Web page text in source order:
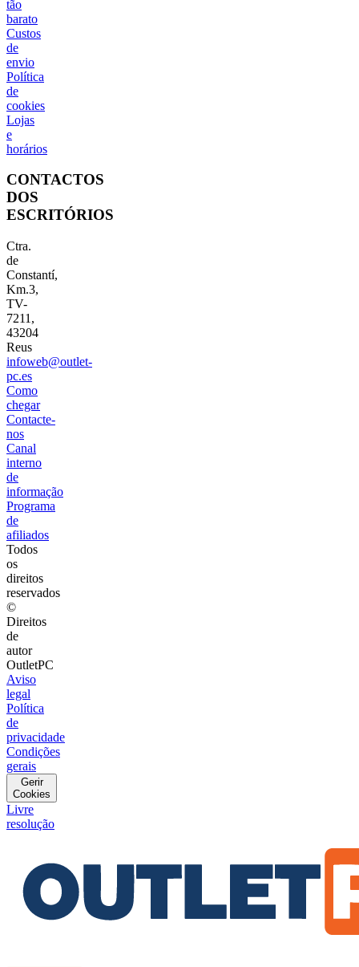
tão
barato
Custos
de
envio
Política
de
cookies
Lojas
e
horários
CONTACTOS
DOS
ESCRITÓRIOS
Ctra.
de
Constantí,
Km.3,
TV-
7211,
43204
Reus
infoweb@outlet-
pc.es
Como
chegar
Contacte-
nos
Canal
interno
de
informação
Programa
de
afiliados
Todos
os
direitos
reservados
©
Direitos
de
autor
OutletPC
Aviso
legal
Política
de
privacidade
Condições
gerais
Gerir
Cookies
Livre
resolução